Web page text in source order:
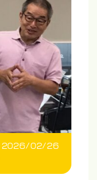
2026/02/26